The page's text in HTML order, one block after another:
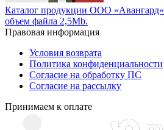
Каталог продукции ООО «Авангард»
объем файла 2,5Mb.
Правовая информация
Условия возврата
Политика конфиденциальности
Согласие на обработку ПС
Согласие на рассылку
Принимаем к оплате